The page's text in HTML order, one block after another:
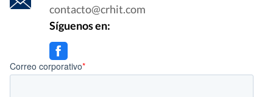
contacto@crhit.com
Síguenos en: